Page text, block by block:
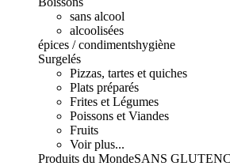
sans alcool
alcoolisées
épices / condimentshygiène
Surgelés
Pizzas, tartes et quiches
Plats préparés
Frites et Légumes
Poissons et Viandes
Fruits
Voir plus...
Produits du MondeSANS GLUTEN